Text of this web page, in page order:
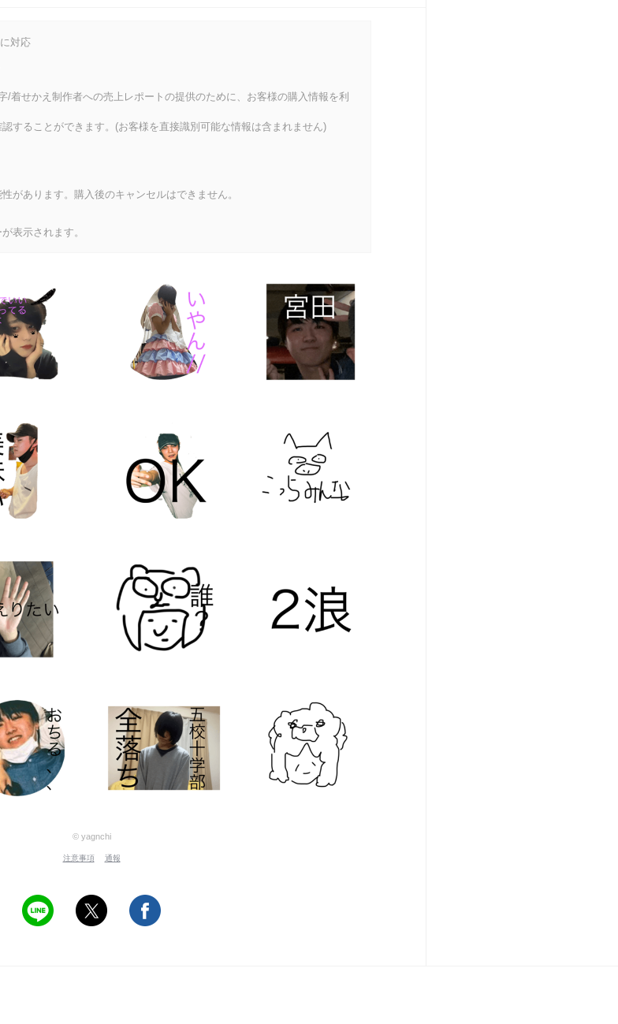
対応
/着せかえ制作者への売上レポートの提供のために、お客様の購入情報を利
することができます。(お客様を直接識別可能な情報は含まれません)
があります。購入後のキャンセルはできません。
表示されます。
© yagnchi
注意事項 通報